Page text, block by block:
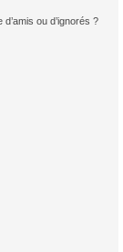
ou d’ignorés ?